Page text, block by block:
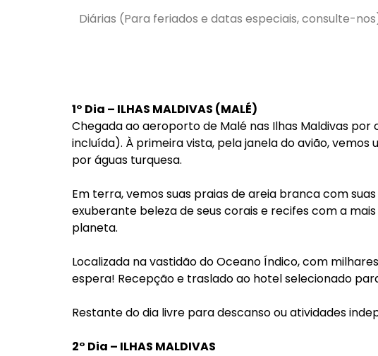
Diárias (Para feriados e datas especiais, consulte-
1° Dia – ILHAS MALDIVAS (MALÉ)
Chegada ao aeroporto de Malé nas Ilhas Maldivas
incluída). À primeira vista, pela janela do avião,
por águas turquesa.
Em terra, vemos suas praias de areia branca com
exuberante beleza de seus corais e recifes com a
planeta.
Localizada na vastidão do Oceano Índico, com
espera! Recepção e traslado ao hotel selecionado
Restante do dia livre para descanso ou atividades
2° Dia – ILHAS MALDIVAS